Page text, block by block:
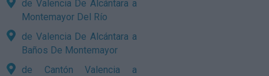
de Valencia De Alcántara a
Montemayor Del Río
de Valencia De Alcántara a
Baños De Montemayor
de Cantón Valencia a